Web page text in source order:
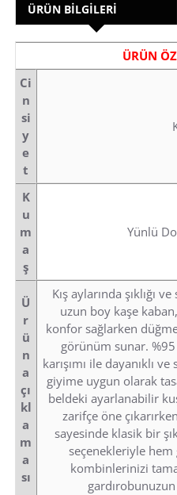
ÜRÜN BILGILERI
ÜRÜN
Ci
n
si
y
e
t
K
u
m
a
ş
Yünlü
Ü
r
ü
n
a
çı
kl
a
m
a
sı
Kış aylarında şıklığı
uzun boy kaşe
konfor sağlarken
görünüm sunar.
karışımı ile dayanıklı
giyime uygun olarak
beldeki ayarlanabilir
zarifçe öne
sayesinde klasik bir
seçenekleriyle
kombinlerinizi